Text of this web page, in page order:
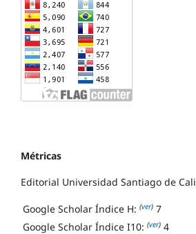
Métricas
Editorial Universidad Santiago de Cali
Google Scholar Índice H: (ver) 7
Google Scholar Índice I10: (ver) 4